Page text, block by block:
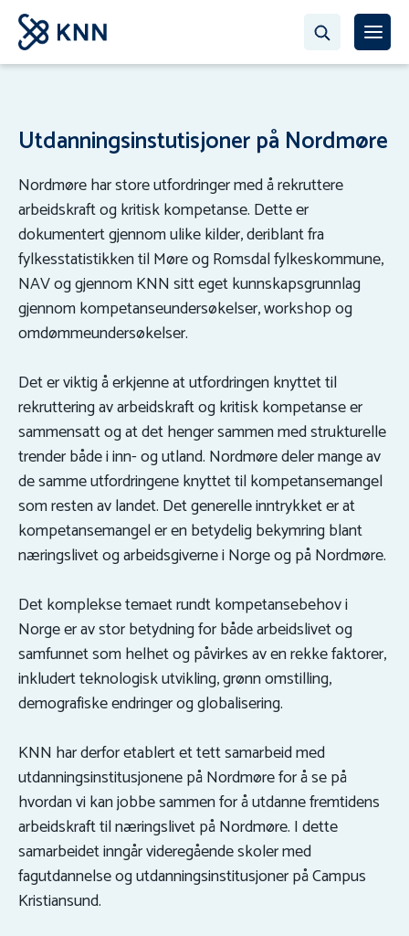
Utdanningsinstutisjoner på Nordmøre
Nordmøre har store utfordringer med å rekruttere
arbeidskraft og kritisk kompetanse. Dette er
dokumentert gjennom ulike kilder, deriblant fra
fylkesstatistikken til Møre og Romsdal fylkeskommune,
NAV og gjennom KNN sitt eget kunnskapsgrunnlag
gjennom kompetanseundersøkelser, workshop og
omdømmeundersøkelser.
Det er viktig å erkjenne at utfordringen knyttet til
rekruttering av arbeidskraft og kritisk kompetanse er
sammensatt og at det henger sammen med strukturelle
trender både i inn- og utland. Nordmøre deler mange av
de samme utfordringene knyttet til kompetansemangel
som resten av landet. Det generelle inntrykket er at
kompetansemangel er en betydelig bekymring blant
næringslivet og arbeidsgiverne i Norge og på Nordmøre.
Det komplekse temaet rundt kompetansebehov i
Norge er av stor betydning for både arbeidslivet og
samfunnet som helhet og påvirkes av en rekke faktorer,
inkludert teknologisk utvikling, grønn omstilling,
demografiske endringer og globalisering.
KNN har derfor etablert et tett samarbeid med
utdanningsinstitusjonene på Nordmøre for å se på
hvordan vi kan jobbe sammen for å utdanne fremtidens
arbeidskraft til næringslivet på Nordmøre. I dette
samarbeidet inngår videregående skoler med
fagutdannelse og utdanningsinstitusjoner på Campus
Kristiansund.